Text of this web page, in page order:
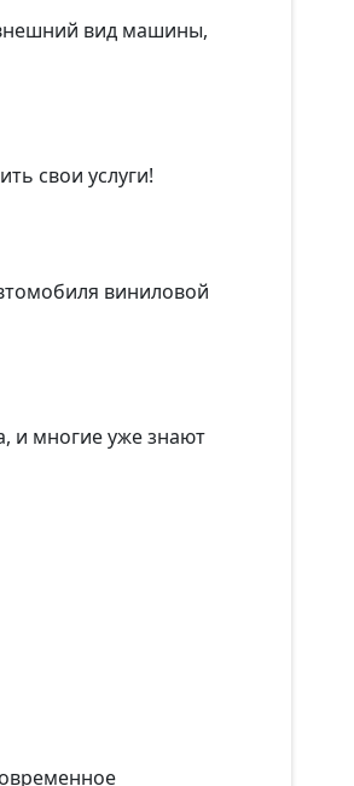
вид машины,
свои услуги!
виниловой
и многие уже знают